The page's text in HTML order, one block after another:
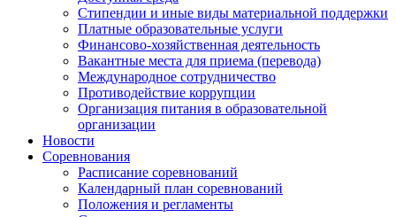
Стипендии и иные виды материальной поддержки
Платные образовательные услуги
Финансово-хозяйственная деятельность
Вакантные места для приема (перевода)
Международное сотрудничество
Противодействие коррупции
Организация питания в образовательной
организации
Новости
Соревнования
Расписание соревнований
Календарный план соревнований
Положения и регламенты